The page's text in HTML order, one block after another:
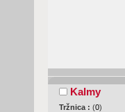
Kalmy
Tržnica : (0)